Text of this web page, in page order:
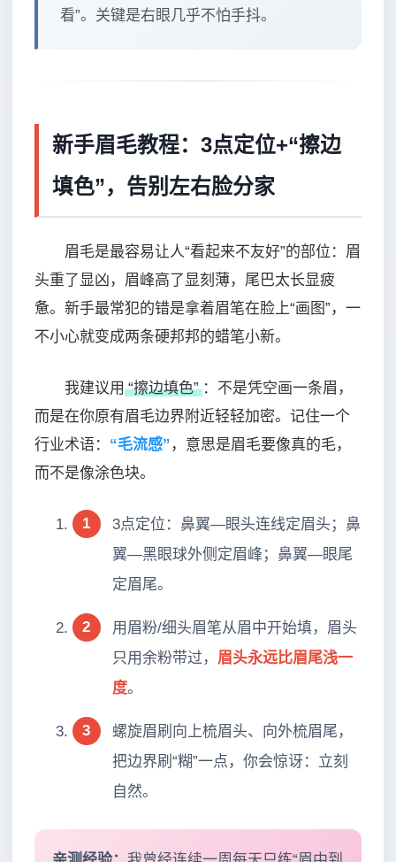
看”。关键是右眼几乎不怕手抖。
新手眉毛教程：3点定位+“擦边
填色”，告别左右脸分家
眉毛是最容易让人“看起来不友好”的部位：眉
头重了显凶，眉峰高了显刻薄，尾巴太长显疲
惫。新手最常犯的错是拿着眉笔在脸上“画图”，一
不小心就变成两条硬邦邦的蜡笔小新。
我建议用 “擦边填色” ：不是凭空画一条眉，
而是在你原有眉毛边界附近轻轻加密。记住一个
行业术语： “毛流感” ，意思是眉毛要像真的毛，
而不是像涂色块。
1
3点定位：鼻翼—眼头连线定眉头；鼻
翼—黑眼球外侧定眉峰；鼻翼—眼尾
定眉尾。
2
用眉粉/细头眉笔从眉中开始填，眉头
只用余粉带过， 眉头永远比眉尾浅一
度。
3
螺旋眉刷向上梳眉头、向外梳眉尾，
把边界刷“糊”一点，你会惊讶：立刻
自然。